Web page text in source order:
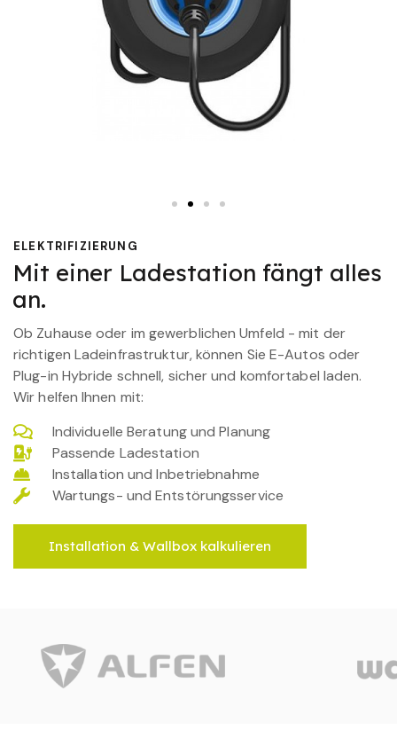
ELEKTRIFIZIERUNG
Mit einer Ladestation fängt alles
an.
Ob Zuhause oder im gewerblichen Umfeld - mit der
richtigen Ladeinfrastruktur, können Sie E-Autos oder
Plug-in Hybride schnell, sicher und komfortabel laden.
Wir helfen Ihnen mit:
Individuelle Beratung und Planung
Passende Ladestation
Installation und Inbetriebnahme
Wartungs- und Entstörungsservice
Installation & Wallbox kalkulieren